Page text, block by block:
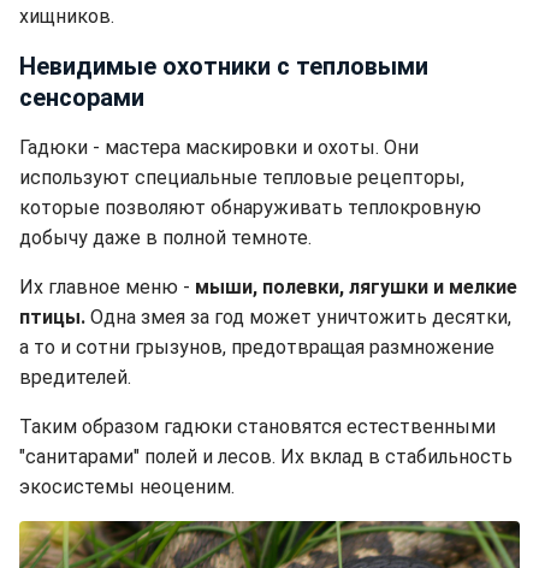
хищников.
Невидимые охотники с тепловыми
сенсорами
Гадюки - мастера маскировки и охоты. Они
используют специальные тепловые рецепторы,
которые позволяют обнаруживать теплокровную
добычу даже в полной темноте.
Их главное меню - мыши, полевки, лягушки и мелкие
птицы. Одна змея за год может уничтожить десятки,
а то и сотни грызунов, предотвращая размножение
вредителей.
Таким образом гадюки становятся естественными
"санитарами" полей и лесов. Их вклад в стабильность
экосистемы неоценим.